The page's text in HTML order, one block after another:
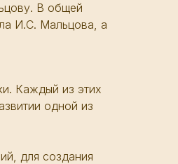
В общей
И.С. Мальцова, а
Каждый из этих
одной из
для создания